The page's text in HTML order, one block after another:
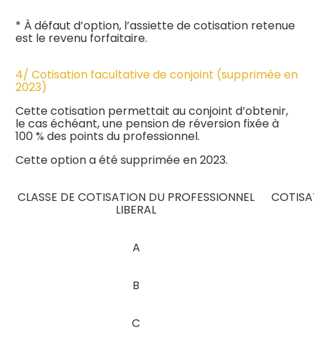
* À défaut d’option, l’assiette de cotisation retenue
est le revenu forfaitaire.
4/ Cotisation facultative de conjoint (supprimée en
2023)
Cette cotisation permettait au conjoint d’obtenir,
le cas échéant, une pension de réversion fixée à
100 % des points du professionnel.
Cette option a été supprimée en 2023.
CLASSE DE COTISATION DU PROFESSIONNEL
LIBERAL
A
B
C